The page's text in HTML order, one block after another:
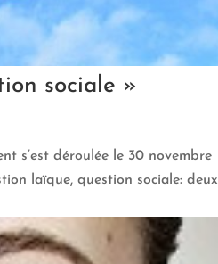
sociale »
s’est déroulée le 30 novembre
laïque, question sociale: deux